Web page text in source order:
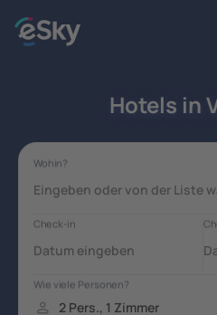
Hotels in